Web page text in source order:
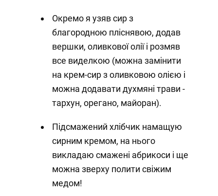
Окремо я узяв сир з
благородною пліснявою, додав
вершки, оливкової олії і розмяв
все виделкою (можна замінити
на крем-сир з оливковою олією і
можна додавати духмяні трави -
тархун, орегано, майоран).
Підсмажений хлібчик намащую
сирним кремом, на нього
викладаю смажені абрикоси і ще
можна зверху полити свіжим
медом!